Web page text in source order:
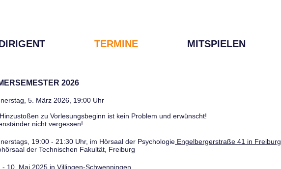
TERMINE MITSPIELEN
2026
5. März 2026, 19:00 Uhr
zu Vorlesungsbeginn ist kein Problem und erwünscht!
nicht vergessen!
19:00 - 21:30 Uhr, im Hörsaal der Psychologie Engelbergerstraße 41 in Freiburg
der Technischen Fakultät, Freiburg
- 10. Mai 2025 in Villingen-Schwenningen